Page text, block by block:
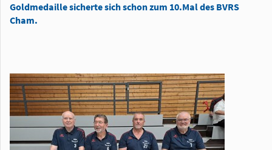
Goldmedaille sicherte sich schon zum 10.Mal des BVRS
Cham.